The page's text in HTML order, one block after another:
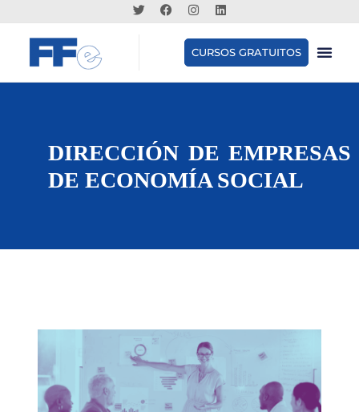
CURSOS GRATUITOS
DIRECCIÓN DE EMPRESAS
DE ECONOMÍA SOCIAL